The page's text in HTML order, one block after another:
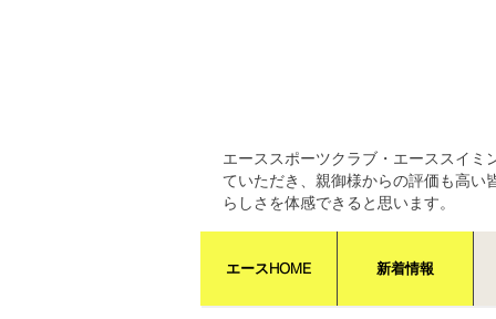
エーススポーツクラブ・エーススイ
ていただき、親御様からの評価も高
らしさを体感できると思います。
エースHOME 新着情報